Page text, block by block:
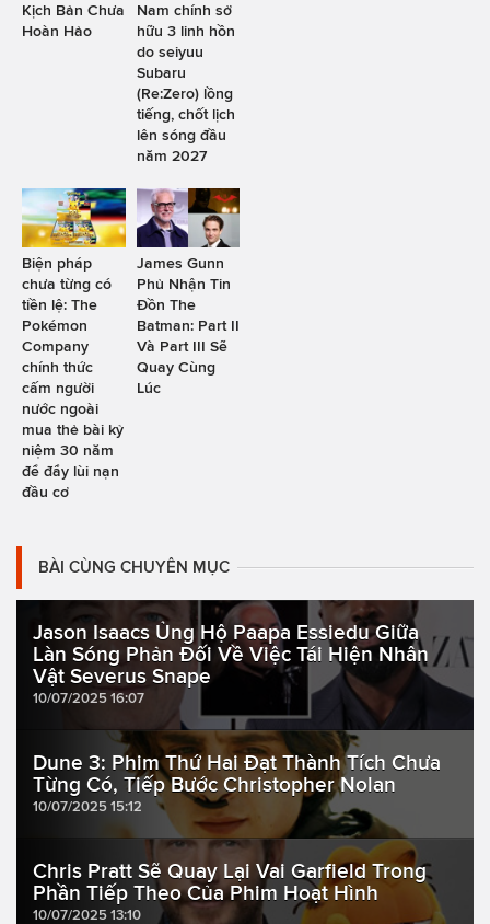
Kịch Bản Chưa
Hoàn Hảo
Nam chính sở
hữu 3 linh hồn
do seiyuu
Subaru
(Re:Zero) lồng
tiếng, chốt lịch
lên sóng đầu
năm 2027
Biện pháp
chưa từng có
tiền lệ: The
Pokémon
Company
chính thức
cấm người
nước ngoài
mua thẻ bài kỷ
niệm 30 năm
để đẩy lùi nạn
đầu cơ
James Gunn
Phủ Nhận Tin
Đồn The
Batman: Part II
Và Part III Sẽ
Quay Cùng
Lúc
BÀI CÙNG CHUYÊN MỤC
Jason Isaacs Ủng Hộ Paapa Essiedu Giữa
Làn Sóng Phản Đối Về Việc Tái Hiện Nhân
Vật Severus Snape
10/07/2025 16:07
Dune 3: Phim Thứ Hai Đạt Thành Tích Chưa
Từng Có, Tiếp Bước Christopher Nolan
10/07/2025 15:12
Chris Pratt Sẽ Quay Lại Vai Garfield Trong
Phần Tiếp Theo Của Phim Hoạt Hình
10/07/2025 13:10